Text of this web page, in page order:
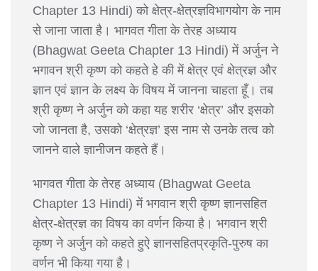
Chapter 13 Hindi) को क्षेत्र-क्षेत्रज्ञविभागयोग के नाम
से जाना जाता है। भागवत गीता के तेरह अध्याय
(Bhagwat Geeta Chapter 13 Hindi) में अर्जुन ने
भगावन श्री कृष्ण को कहते हे की में क्षेत्र एवं क्षेत्रज्ञ और
ज्ञान एवं ज्ञान के लक्ष्य के विषय में जानना चाहता हूँ। तब
श्री कृष्ण ने अर्जुन को कहा यह शरीर ‘क्षेत्र’ और इसको
जो जानता है, उसको ‘क्षेत्रज्ञ’ इस नाम से उनके तत्व को
जानने वाले ज्ञानीजन कहते हैं।
भागवत गीता के तेरह अध्याय (Bhagwat Geeta
Chapter 13 Hindi) में भगवान श्री कृष्ण ज्ञानसहित
क्षेत्र-क्षेत्रज्ञ का विषय का वर्णन किया है। भगवान श्री
कृष्ण ने अर्जुन को कहते हुऐ ज्ञानसहितप्रकृति-पुरुष का
वर्णन भी किया गया है।